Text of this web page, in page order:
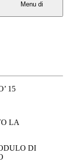
Menu di
15
LA
DI